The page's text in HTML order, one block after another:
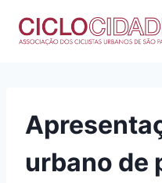
para
urbano de